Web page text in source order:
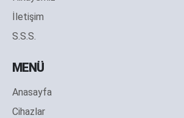
İletişim
S.S.S.
MENÜ
Anasayfa
Cihazlar